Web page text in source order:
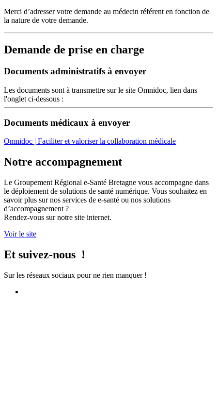
Merci d’adresser votre demande au médecin référent en fonction de
la nature de votre demande.
Demande de prise en charge
Documents administratifs à envoyer
Les documents sont à transmettre sur le site Omnidoc, lien dans
l'onglet ci-dessous :
Documents médicaux à envoyer
Omnidoc | Faciliter et valoriser la collaboration médicale
Notre accompagnement
Le Groupement Régional e-Santé Bretagne vous accompagne dans
le déploiement de solutions de santé numérique. Vous souhaitez en
savoir plus sur nos services de e-santé ou nos solutions
d’accompagnement ?
Rendez-vous sur notre site internet.
Voir le site
Et suivez-nous !
Sur les réseaux sociaux pour ne rien manquer !